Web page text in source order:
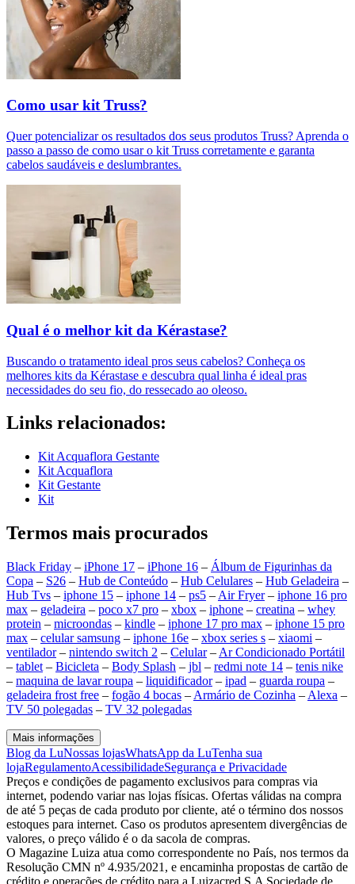
Como usar kit Truss?
Quer potencializar os resultados dos seus produtos Truss? Aprenda o
passo a passo de como usar o kit Truss corretamente e garanta
cabelos saudáveis e deslumbrantes.
Qual é o melhor kit da Kérastase?
Buscando o tratamento ideal pros seus cabelos? Conheça os
melhores kits da Kérastase e descubra qual linha é ideal pras
necessidades do seu fio, do ressecado ao oleoso.
Links relacionados:
Kit Acquaflora Gestante
Kit Acquaflora
Kit Gestante
Kit
Termos mais procurados
Black Friday – iPhone 17 – iPhone 16 – Álbum de Figurinhas da
Copa – S26 – Hub de Conteúdo – Hub Celulares – Hub Geladeira –
Hub Tvs – iphone 15 – iphone 14 – ps5 – Air Fryer– iphone 16 pro
max – geladeira – poco x7 pro – xbox – iphone – creatina – whey
protein – microondas – kindle – iphone 17 pro max – iphone 15 pro
max – celular samsung – iphone 16e – xbox series s – xiaomi –
ventilador– nintendo switch 2 – Celular– Ar Condicionado Portátil
– tablet – Bicicleta – Body Splash – jbl – redmi note 14 – tenis nike
– maquina de lavar roupa – liquidificador– ipad – guarda roupa –
geladeira frost free – fogão 4 bocas – Armário de Cozinha – Alexa –
TV 50 polegadas – TV 32 polegadas
Mais informações
Blog da LuNossas lojasWhatsApp da LuTenha sua
lojaRegulamentoAcessibilidadeSegurança e Privacidade
Preços e condições de pagamento exclusivos para compras via
internet, podendo variar nas lojas físicas. Ofertas válidas na compra
de até 5 peças de cada produto por cliente, até o término dos nossos
estoques para internet. Caso os produtos apresentem divergências de
valores, o preço válido é o da sacola de compras.
O Magazine Luiza atua como correspondente no País, nos termos da
Resolução CMN nº 4.935/2021, e encaminha propostas de cartão de